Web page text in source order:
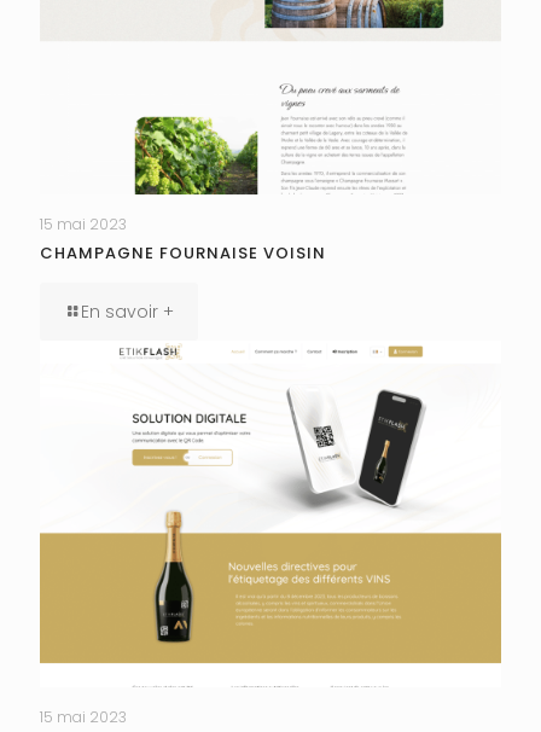
15 mai 2023
CHAMPAGNE FOURNAISE VOISIN
En savoir +
15 mai 2023